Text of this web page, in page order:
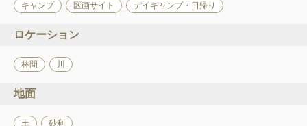
キャンプ 区画サイト デイキャンプ・日帰り
ロケーション
林間 川
地面
土 砂利